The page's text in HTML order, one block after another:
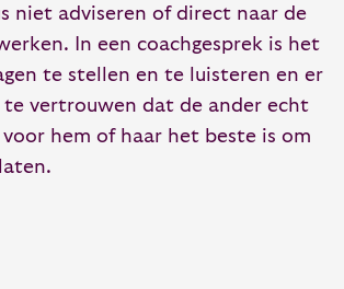
niet adviseren of direct naar de
In een coachgesprek is het
te stellen en te luisteren en er
te vertrouwen dat de ander echt
hem of haar het beste is om